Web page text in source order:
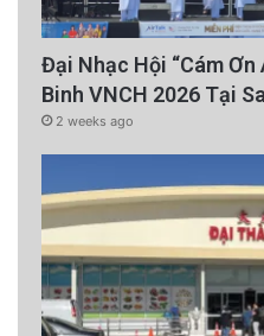
Đại Nhạc Hội “Cám
Binh VNCH 2026 Tại
2 weeks ago